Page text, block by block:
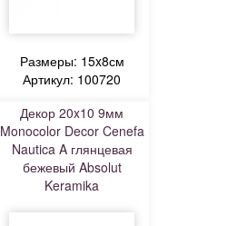
Размеры: 15x8см
Артикул: 100720
Декор 20x10 9мм
Monocolor Decor Cenefa
Nautica A глянцевая
бежевый Absolut
Keramika